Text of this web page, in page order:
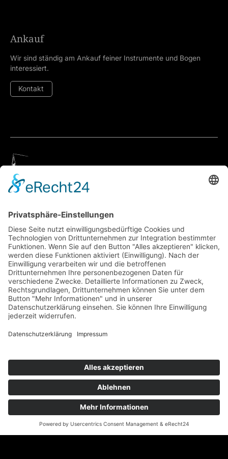
Ankauf
Wir sind ständig am Ankauf feiner Instrumente und Bogen
interessiert.
Kontakt
Anfahrt über Google Maps
Geigenbauatelier Ulm GmbH
Auf dem Kreuz 4
89073 Ulm
Telefon+49 731 176 11 39
Telefax +49 731 176 11 44
WhatsApp schicken